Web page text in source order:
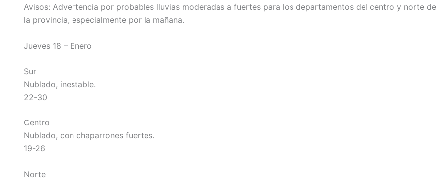
Avisos: Advertencia por probables lluvias moderadas a fuertes para los departamentos del centro y norte de
la provincia, especialmente por la mañana.
Jueves 18 – Enero
Sur
Nublado, inestable.
22-30
Centro
Nublado, con chaparrones fuertes.
19-26
Norte